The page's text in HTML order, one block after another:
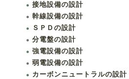
接地設備の設計
幹線設備の設計
ＳＰＤの設計
分電盤の設計
強電設備の設計
弱電設備の設計
カーボンニュートラルの設計